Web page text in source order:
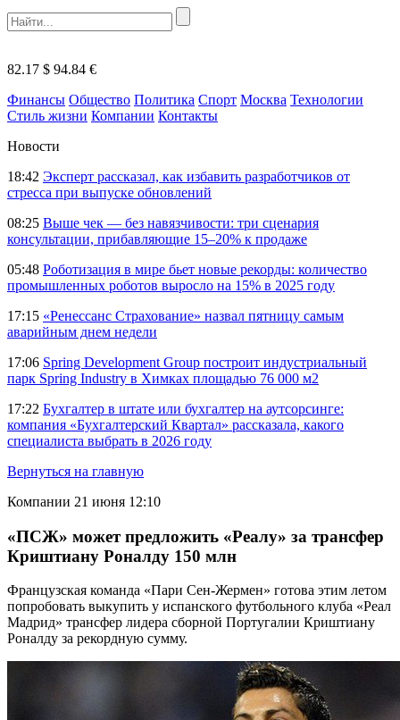
82.17 $ 94.84 €
Финансы Общество Политика Спорт Москва Технологии
Стиль жизни Компании Контакты
Новости
18:42 Эксперт рассказал, как избавить разработчиков от
стресса при выпуске обновлений
08:25 Выше чек — без навязчивости: три сценария
консультации, прибавляющие 15–20% к продаже
05:48 Роботизация в мире бьет новые рекорды: количество
промышленных роботов выросло на 15% в 2025 году
17:15 «Ренессанс Страхование» назвал пятницу самым
аварийным днем недели
17:06 Spring Development Group построит индустриальный
парк Spring Industry в Химках площадью 76 000 м2
17:22 Бухгалтер в штате или бухгалтер на аутсорсинге:
компания «Бухгалтерский Квартал» рассказала, какого
специалиста выбрать в 2026 году
Вернуться на главную
Компании 21 июня 12:10
«ПСЖ» может предложить «Реалу» за трансфер
Криштиану Роналду 150 млн
Французская команда «Пари Сен-Жермен» готова этим летом
попробовать выкупить у испанского футбольного клуба «Реал
Мадрид» трансфер лидера сборной Португалии Криштиану
Роналду за рекордную сумму.